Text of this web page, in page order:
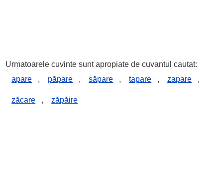
Urmatoarele cuvinte sunt apropiate de cuvantul cautat:
apare
, păpare , săpare , tapare , zapare ,
zăcare , zăpăire